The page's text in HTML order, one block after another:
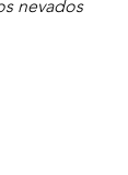
nevados